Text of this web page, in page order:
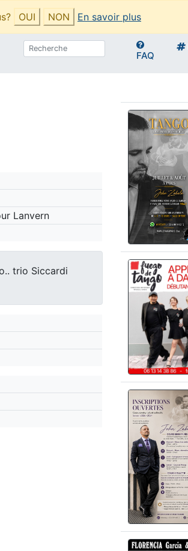
OUI NON En savoir plus
FAQ
Lanvern
trio Siccardi